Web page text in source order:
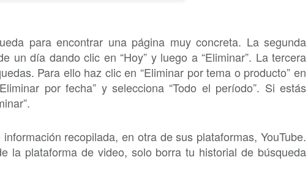
para encontrar una página muy concreta. La segunda
un día dando clic en “Hoy” y luego a “Eliminar”. La tercera
Para ello haz clic en “Eliminar por tema o producto” en
por fecha” y selecciona “Todo el período”. Si estás
recopilada, en otra de sus plataformas, YouTube.
la plataforma de video, solo borra tu historial de búsqueda